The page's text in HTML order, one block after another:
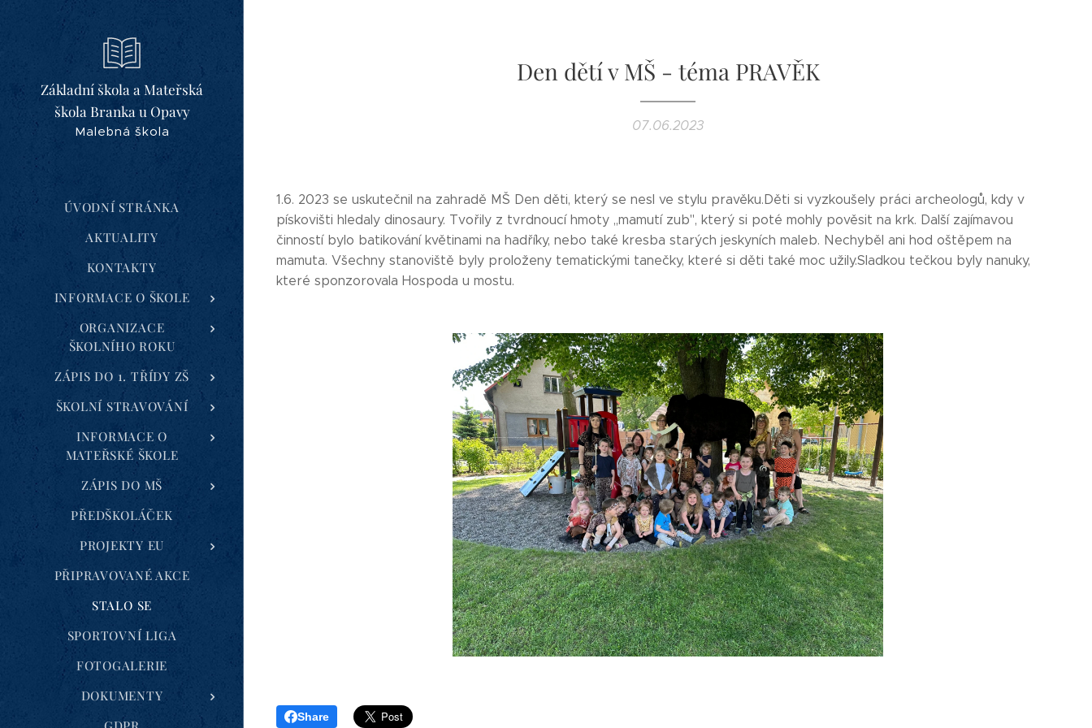
Základní škola a Mateřská
škola Branka u Opavy
Malebná škola
ÚVODNÍ STRÁNKA
AKTUALITY
KONTAKTY
INFORMACE O ŠKOLE
ORGANIZACE
ŠKOLNÍHO ROKU
ZÁPIS DO 1. TŘÍDY ZŠ
ŠKOLNÍ STRAVOVÁNÍ
INFORMACE O
MATEŘSKÉ ŠKOLE
ZÁPIS DO MŠ
PŘEDŠKOLÁČEK
PROJEKTY EU
PŘIPRAVOVANÉ AKCE
STALO SE
SPORTOVNÍ LIGA
FOTOGALERIE
DOKUMENTY
Den dětí v MŠ - téma PRAVĚK
07.06.2023
1.6. 2023 se uskutečnil na zahradě MŠ Den děti, který se nesl ve stylu pravěku.Děti si vyzkoušely práci archeologů, kdy v
pískovišti hledaly dinosaury. Tvořily z tvrdnoucí hmoty ,,mamutí zub", který si poté mohly pověsit na krk. Další zajímavou
činností bylo batikování květinami na hadříky, nebo také kresba starých jeskyních maleb. Nechyběl ani hod oštěpem na
mamuta. Všechny stanoviště byly proloženy tematickými tanečky, které si děti také moc užily.Sladkou tečkou byly nanuky,
které sponzorovala Hospoda u mostu.
Share